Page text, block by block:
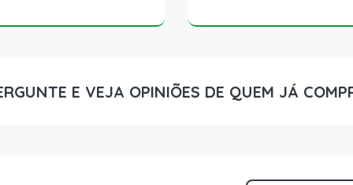
E VEJA OPINIÕES DE QUEM JÁ